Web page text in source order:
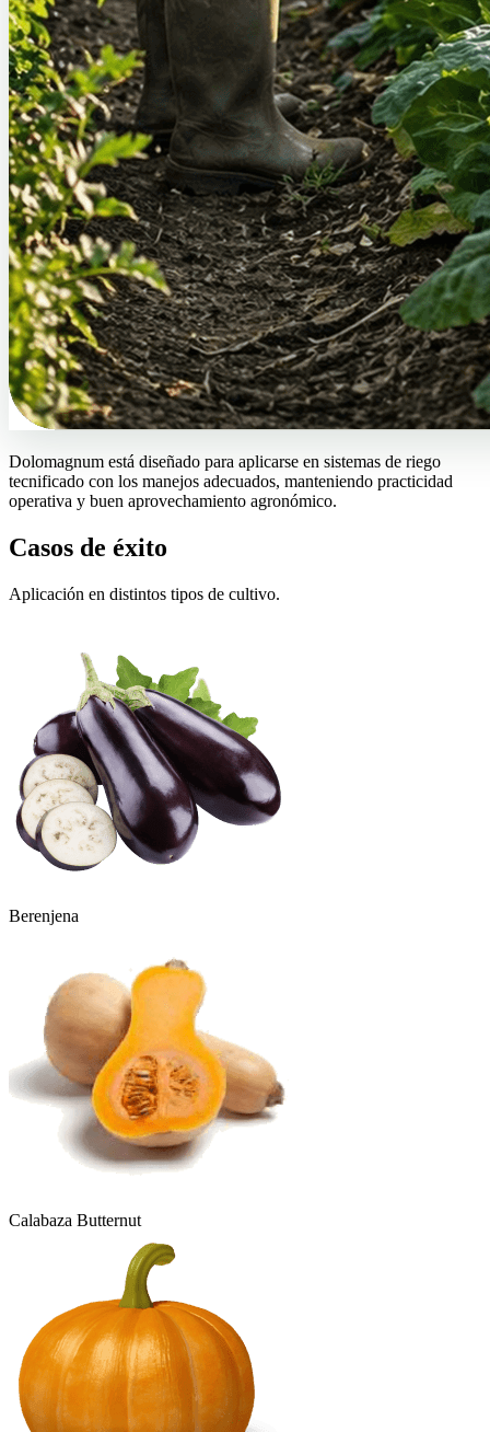
Dolomagnum está diseñado para aplicarse en sistemas de riego
tecnificado con los manejos adecuados, manteniendo practicidad
operativa y buen aprovechamiento agronómico.
Casos de éxito
Aplicación en distintos tipos de cultivo.
Berenjena
Calabaza Butternut